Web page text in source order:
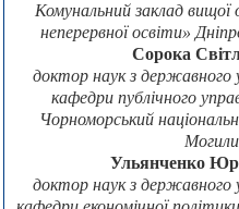
Комунальний заклад вищої
неперервної освіти»
Сорока
доктор наук з державного
кафедри публічного
Чорноморський
Ульянченко
доктор наук з державного